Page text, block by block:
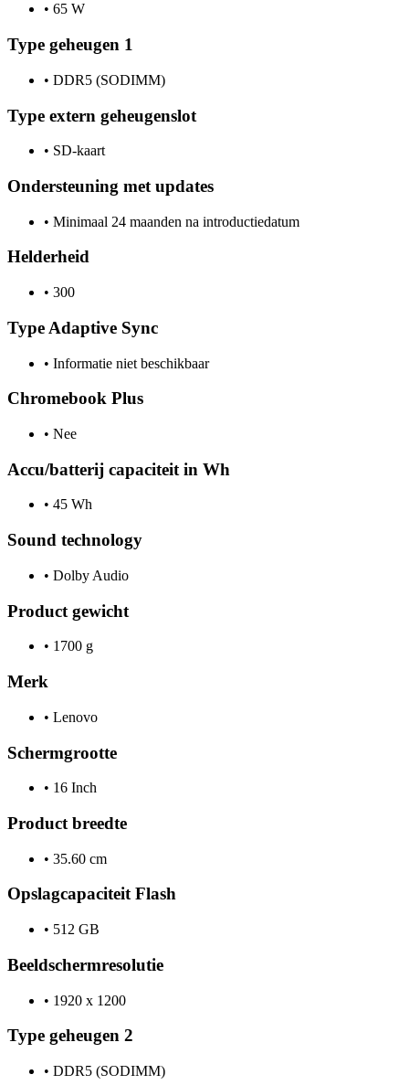
• 65 W
Type geheugen 1
• DDR5 (SODIMM)
Type extern geheugenslot
• SD-kaart
Ondersteuning met updates
• Minimaal 24 maanden na introductiedatum
Helderheid
• 300
Type Adaptive Sync
• Informatie niet beschikbaar
Chromebook Plus
• Nee
Accu/batterij capaciteit in Wh
• 45 Wh
Sound technology
• Dolby Audio
Product gewicht
• 1700 g
Merk
• Lenovo
Schermgrootte
• 16 Inch
Product breedte
• 35.60 cm
Opslagcapaciteit Flash
• 512 GB
Beeldschermresolutie
• 1920 x 1200
Type geheugen 2
• DDR5 (SODIMM)